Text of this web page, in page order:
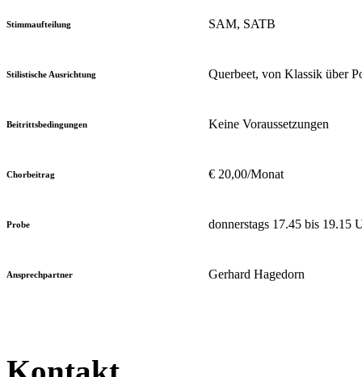
Stimmaufteilung SAM, SATB
Stilistische Ausrichtung Querbeet, von Klassik über
Beitrittsbedingungen Keine Voraussetzungen
Chorbeitrag € 20,00/Monat
Probe donnerstags 17.45 bis 19.15
Ansprechpartner Gerhard Hagedorn